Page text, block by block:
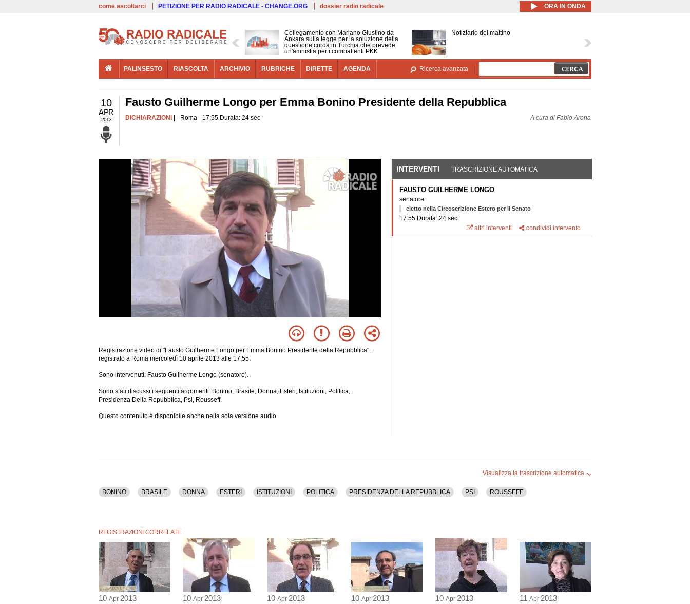
Salta al contenuto principale
come ascoltarci PETIZIONE PER RADIO RADICALE - CHANGE.ORG dossier radio radicale ORA IN ONDA
Collegamento con Mariano Giustino da
Ankara sulla legge per la soluzione della
questione curda in Turchia che prevede
un'amnistia per i combattenti PKK
Notiziario del mattino
PALINSESTO RIASCOLTA ARCHIVIO RUBRICHE DIRETTE AGENDA Ricerca avanzata
10
APR
2013
Fausto Guilherme Longo per Emma Bonino Presidente della Repubblica
DICHIARAZIONI | - Roma - 17:55 Durata: 24 sec A cura di Fabio Arena
Registrazione video di "Fausto Guilherme Longo per Emma Bonino Presidente della Repubblica",
registrato a Roma mercoledì 10 aprile 2013 alle 17:55.
Sono intervenuti: Fausto Guilherme Longo (senatore).
Sono stati discussi i seguenti argomenti: Bonino, Brasile, Donna, Esteri, Istituzioni, Politica,
Presidenza Della Repubblica, Psi, Rousseff.
Questo contenuto è disponibile anche nella sola versione audio.
INTERVENTI (SCHEDA ATTIVA)
TRASCRIZIONE AUTOMATICA
FAUSTO GUILHERME LONGO
senatore
eletto nella Circoscrizione Estero per il Senato
17:55 Durata: 24 sec
altri interventi
condividi intervento
Visualizza la trascrizione automatica
BONINO BRASILE DONNA ESTERI ISTITUZIONI POLITICA PRESIDENZA DELLA REPUBBLICA PSI ROUSSEFF
REGISTRAZIONI CORRELATE
10 Apr 2013 10 Apr 2013 10 Apr 2013 10 Apr 2013 10 Apr 2013 11 Apr 2013